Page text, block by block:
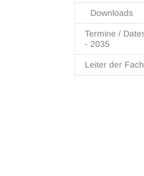
Downloads
Termine /
- 2035
Leiter der